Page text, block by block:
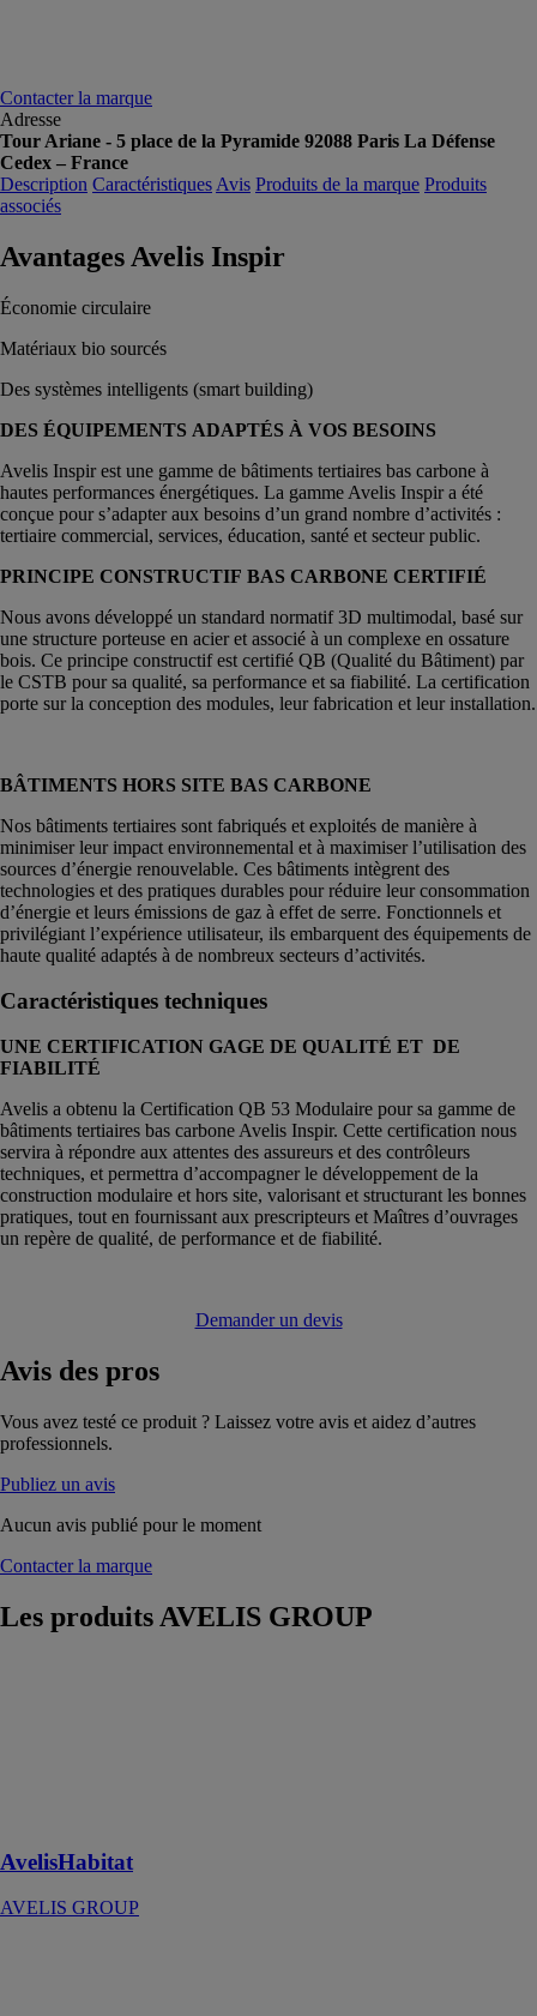
Contacter la marque
Adresse
Tour Ariane - 5 place de la Pyramide 92088 Paris La Défense
Cedex – France
Description Caractéristiques Avis Produits de la marque Produits
associés
Avantages Avelis Inspir
Économie circulaire
Matériaux bio sourcés
Des systèmes intelligents (smart building)
DES ÉQUIPEMENTS ADAPTÉS À VOS BESOINS
Avelis Inspir est une gamme de bâtiments tertiaires bas carbone à
hautes performances énergétiques. La gamme Avelis Inspir a été
conçue pour s’adapter aux besoins d’un grand nombre d’activités :
tertiaire commercial, services, éducation, santé et secteur public.
PRINCIPE CONSTRUCTIF BAS CARBONE CERTIFIÉ
Nous avons développé un standard normatif 3D multimodal, basé sur
une structure porteuse en acier et associé à un complexe en ossature
bois. Ce principe constructif est certifié QB (Qualité du Bâtiment) par
le CSTB pour sa qualité, sa performance et sa fiabilité. La certification
porte sur la conception des modules, leur fabrication et leur installation.
BÂTIMENTS HORS SITE BAS CARBONE
Nos bâtiments tertiaires sont fabriqués et exploités de manière à
minimiser leur impact environnemental et à maximiser l’utilisation des
sources d’énergie renouvelable. Ces bâtiments intègrent des
technologies et des pratiques durables pour réduire leur consommation
d’énergie et leurs émissions de gaz à effet de serre. Fonctionnels et
privilégiant l’expérience utilisateur, ils embarquent des équipements de
haute qualité adaptés à de nombreux secteurs d’activités.
Caractéristiques techniques
UNE CERTIFICATION GAGE DE QUALITÉ ET DE
FIABILITÉ
Avelis a obtenu la Certification QB 53 Modulaire pour sa gamme de
bâtiments tertiaires bas carbone Avelis Inspir. Cette certification nous
servira à répondre aux attentes des assureurs et des contrôleurs
techniques, et permettra d’accompagner le développement de la
construction modulaire et hors site, valorisant et structurant les bonnes
pratiques, tout en fournissant aux prescripteurs et Maîtres d’ouvrages
un repère de qualité, de performance et de fiabilité.
Demander un devis
Avis des pros
Vous avez testé ce produit ? Laissez votre avis et aidez d’autres
professionnels.
Publiez un avis
Aucun avis publié pour le moment
Contacter la marque
Les produits AVELIS GROUP
AvelisHabitat
AVELIS GROUP